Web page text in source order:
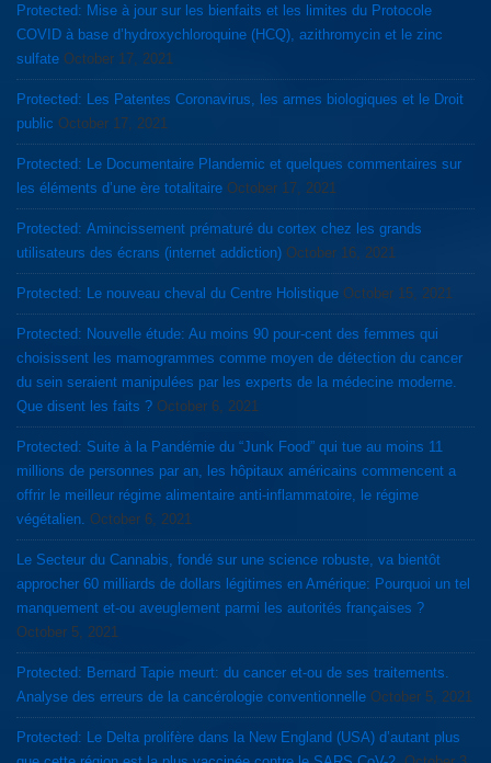
Protected: Mise à jour sur les bienfaits et les limites du Protocole
COVID à base d’hydroxychloroquine (HCQ), azithromycin et le zinc
sulfate October 17, 2021
Protected: Les Patentes Coronavirus, les armes biologiques et le Droit
public October 17, 2021
Protected: Le Documentaire Plandemic et quelques commentaires sur
les éléments d’une ère totalitaire October 17, 2021
Protected: Amincissement prématuré du cortex chez les grands
utilisateurs des écrans (internet addiction) October 16, 2021
Protected: Le nouveau cheval du Centre Holistique October 15, 2021
Protected: Nouvelle étude: Au moins 90 pour-cent des femmes qui
choisissent les mamogrammes comme moyen de détection du cancer
du sein seraient manipulées par les experts de la médecine moderne.
Que disent les faits ? October 6, 2021
Protected: Suite à la Pandémie du “Junk Food” qui tue au moins 11
millions de personnes par an, les hôpitaux américains commencent a
offrir le meilleur régime alimentaire anti-inflammatoire, le régime
végétalien. October 6, 2021
Le Secteur du Cannabis, fondé sur une science robuste, va bientôt
approcher 60 milliards de dollars légitimes en Amérique: Pourquoi un tel
manquement et-ou aveuglement parmi les autorités françaises ?
October 5, 2021
Protected: Bernard Tapie meurt: du cancer et-ou de ses traitements.
Analyse des erreurs de la cancérologie conventionnelle October 5, 2021
Protected: Le Delta prolifère dans la New England (USA) d’autant plus